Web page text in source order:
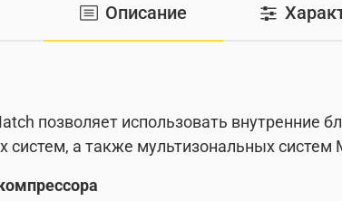
Описание
позволяет использовать внутренние
а также мультизональных систем